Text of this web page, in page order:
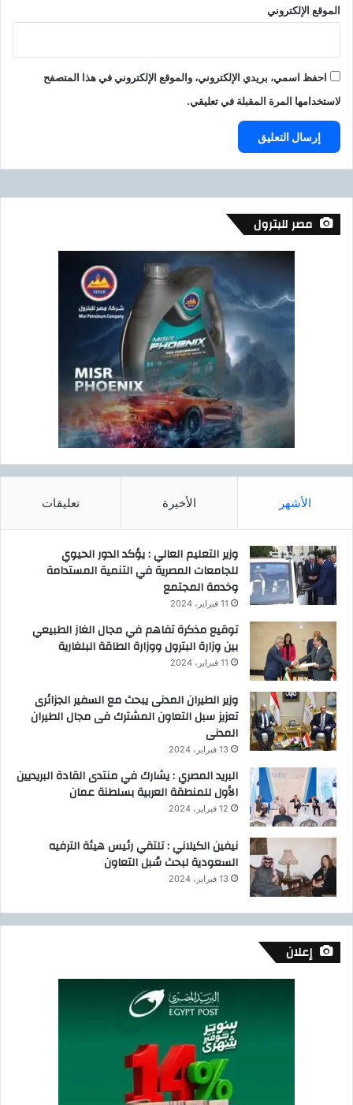
الموقع الإلكتروني
احفظ اسمي، بريدي الإلكتروني، والموقع الإلكتروني في هذا المتصفح
لاستخدامها المرة المقبلة في تعليقي.
مصر للبترول
الأشهر الأخيرة تعليقات
وزير التعليم العالي : يؤكد الدور الحيوي
للجامعات المصرية في التنمية المستدامة
وخدمة المجتمع
11 فبراير، 2024
توقيع مذكرة تفاهم في مجال الغاز الطبيعي
بين وزارة البترول ووزارة الطاقة البلغارية
11 فبراير، 2024
وزير الطيران المدنى يبحث مع السفير الجزائرى
تعزيز سبل التعاون المشترك فى مجال الطيران
المدنى
13 فبراير، 2024
البريد المصري : يشارك في منتدى القادة البريديين
الأول للمنطقة العربية بسلطنة عمان
12 فبراير، 2024
نيفين الكيلاني : تلتقي رئيس هيئة الترفيه
السعودية لبحث سُبل التعاون
13 فبراير، 2024
إعلان